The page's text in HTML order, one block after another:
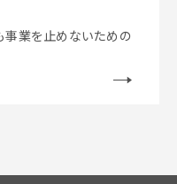
事業を止めないための